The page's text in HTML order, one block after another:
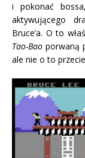
i pokonać
aktywującego
Bruce’a. O to
Tao-Bao porwaną
ale nie o to